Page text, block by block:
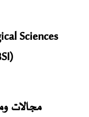
Sciences
مجالات